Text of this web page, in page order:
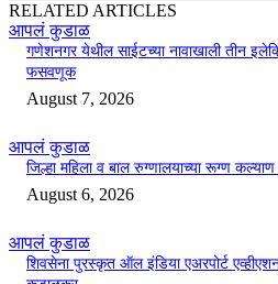
RELATED ARTICLES
आपलं कुडाळ
गणेशनगर येथील साईटच्या नावाखाली तीन
फसवणूक
August 7, 2026
आपलं कुडाळ
जिल्हा महिला व बाल रुग्णालयाच्या रूग्ण
August 6, 2026
आपलं कुडाळ
शिवसेना पुरस्कृत ऑल इंडिया एअरपोर्ट एव्हीएशन